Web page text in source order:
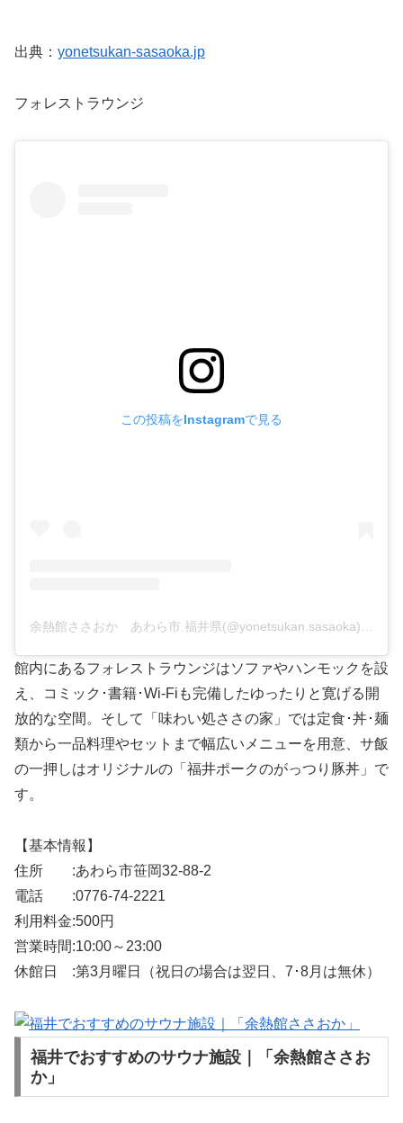
出典： yonetsukan-sasaoka.jp
フォレストラウンジ
この投稿をInstagramで見る
余熱館ささおか あわら市.福井県(@yonetsukan.sasaoka)がシェアした投稿
館内にあるフォレストラウンジはソファやハンモックを設
え、コミック･書籍･Wi-Fiも完備したゆったりと寛げる開
放的な空間。そして「味わい処ささの家」では定食･丼･麺
類から一品料理やセットまで幅広いメニューを用意、サ飯
の一押しはオリジナルの「福井ポークのがっつり豚丼」で
す。
【基本情報】
住所 :あわら市笹岡32-88-2
電話 :0776-74-2221
利用料金:500円
営業時間:10:00～23:00
休館日 :第3月曜日（祝日の場合は翌日、7･8月は無休）
福井でおすすめのサウナ施設｜「余熱館ささお
か」